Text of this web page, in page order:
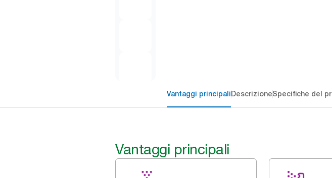
Vantaggi principaliDescrizioneSpecifiche del
Vantaggi principali